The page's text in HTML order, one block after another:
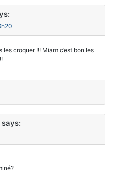
les croquer !!! Miam c’est bon les
says: